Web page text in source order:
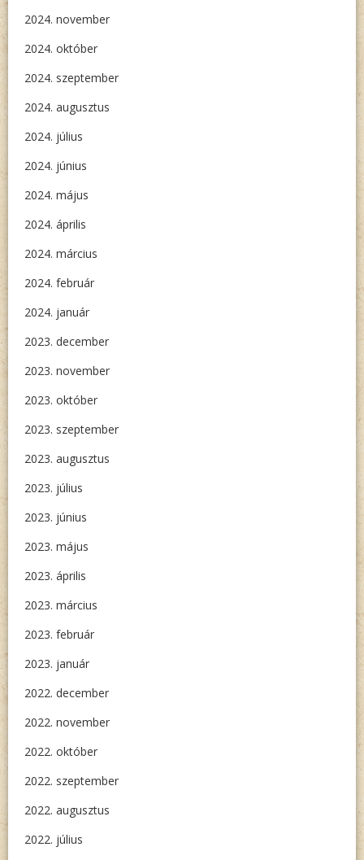
2024. november
2024. október
2024. szeptember
2024. augusztus
2024. július
2024. június
2024. május
2024. április
2024. március
2024. február
2024. január
2023. december
2023. november
2023. október
2023. szeptember
2023. augusztus
2023. július
2023. június
2023. május
2023. április
2023. március
2023. február
2023. január
2022. december
2022. november
2022. október
2022. szeptember
2022. augusztus
2022. július